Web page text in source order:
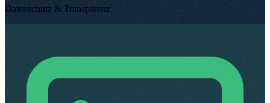
Datenschutz & Transparenz